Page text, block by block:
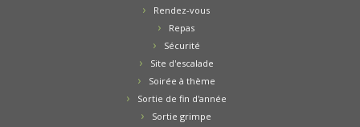
Rendez-vous
Repas
Sécurité
Site d'escalade
Soirée à thème
Sortie de fin d'année
Sortie grimpe